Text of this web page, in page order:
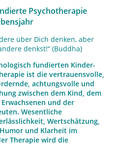
Psychotherapie
über Dich denken, aber
denkst!“ (Buddha)
fundierten Kinder-
ist die vertrauensvolle,
achtungsvolle und
zwischen dem Kind, dem
und der
Wesentliche
Wertschätzung,
und Klarheit im
Therapie wird die